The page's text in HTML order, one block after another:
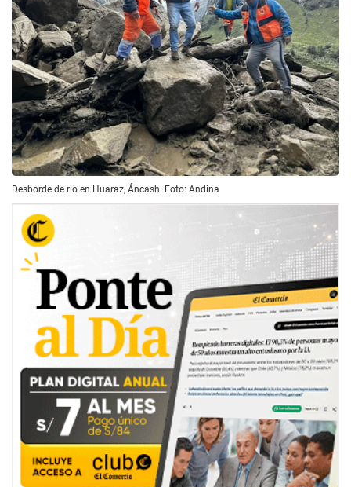
Desborde de río en Huaraz, Áncash. Foto: Andina